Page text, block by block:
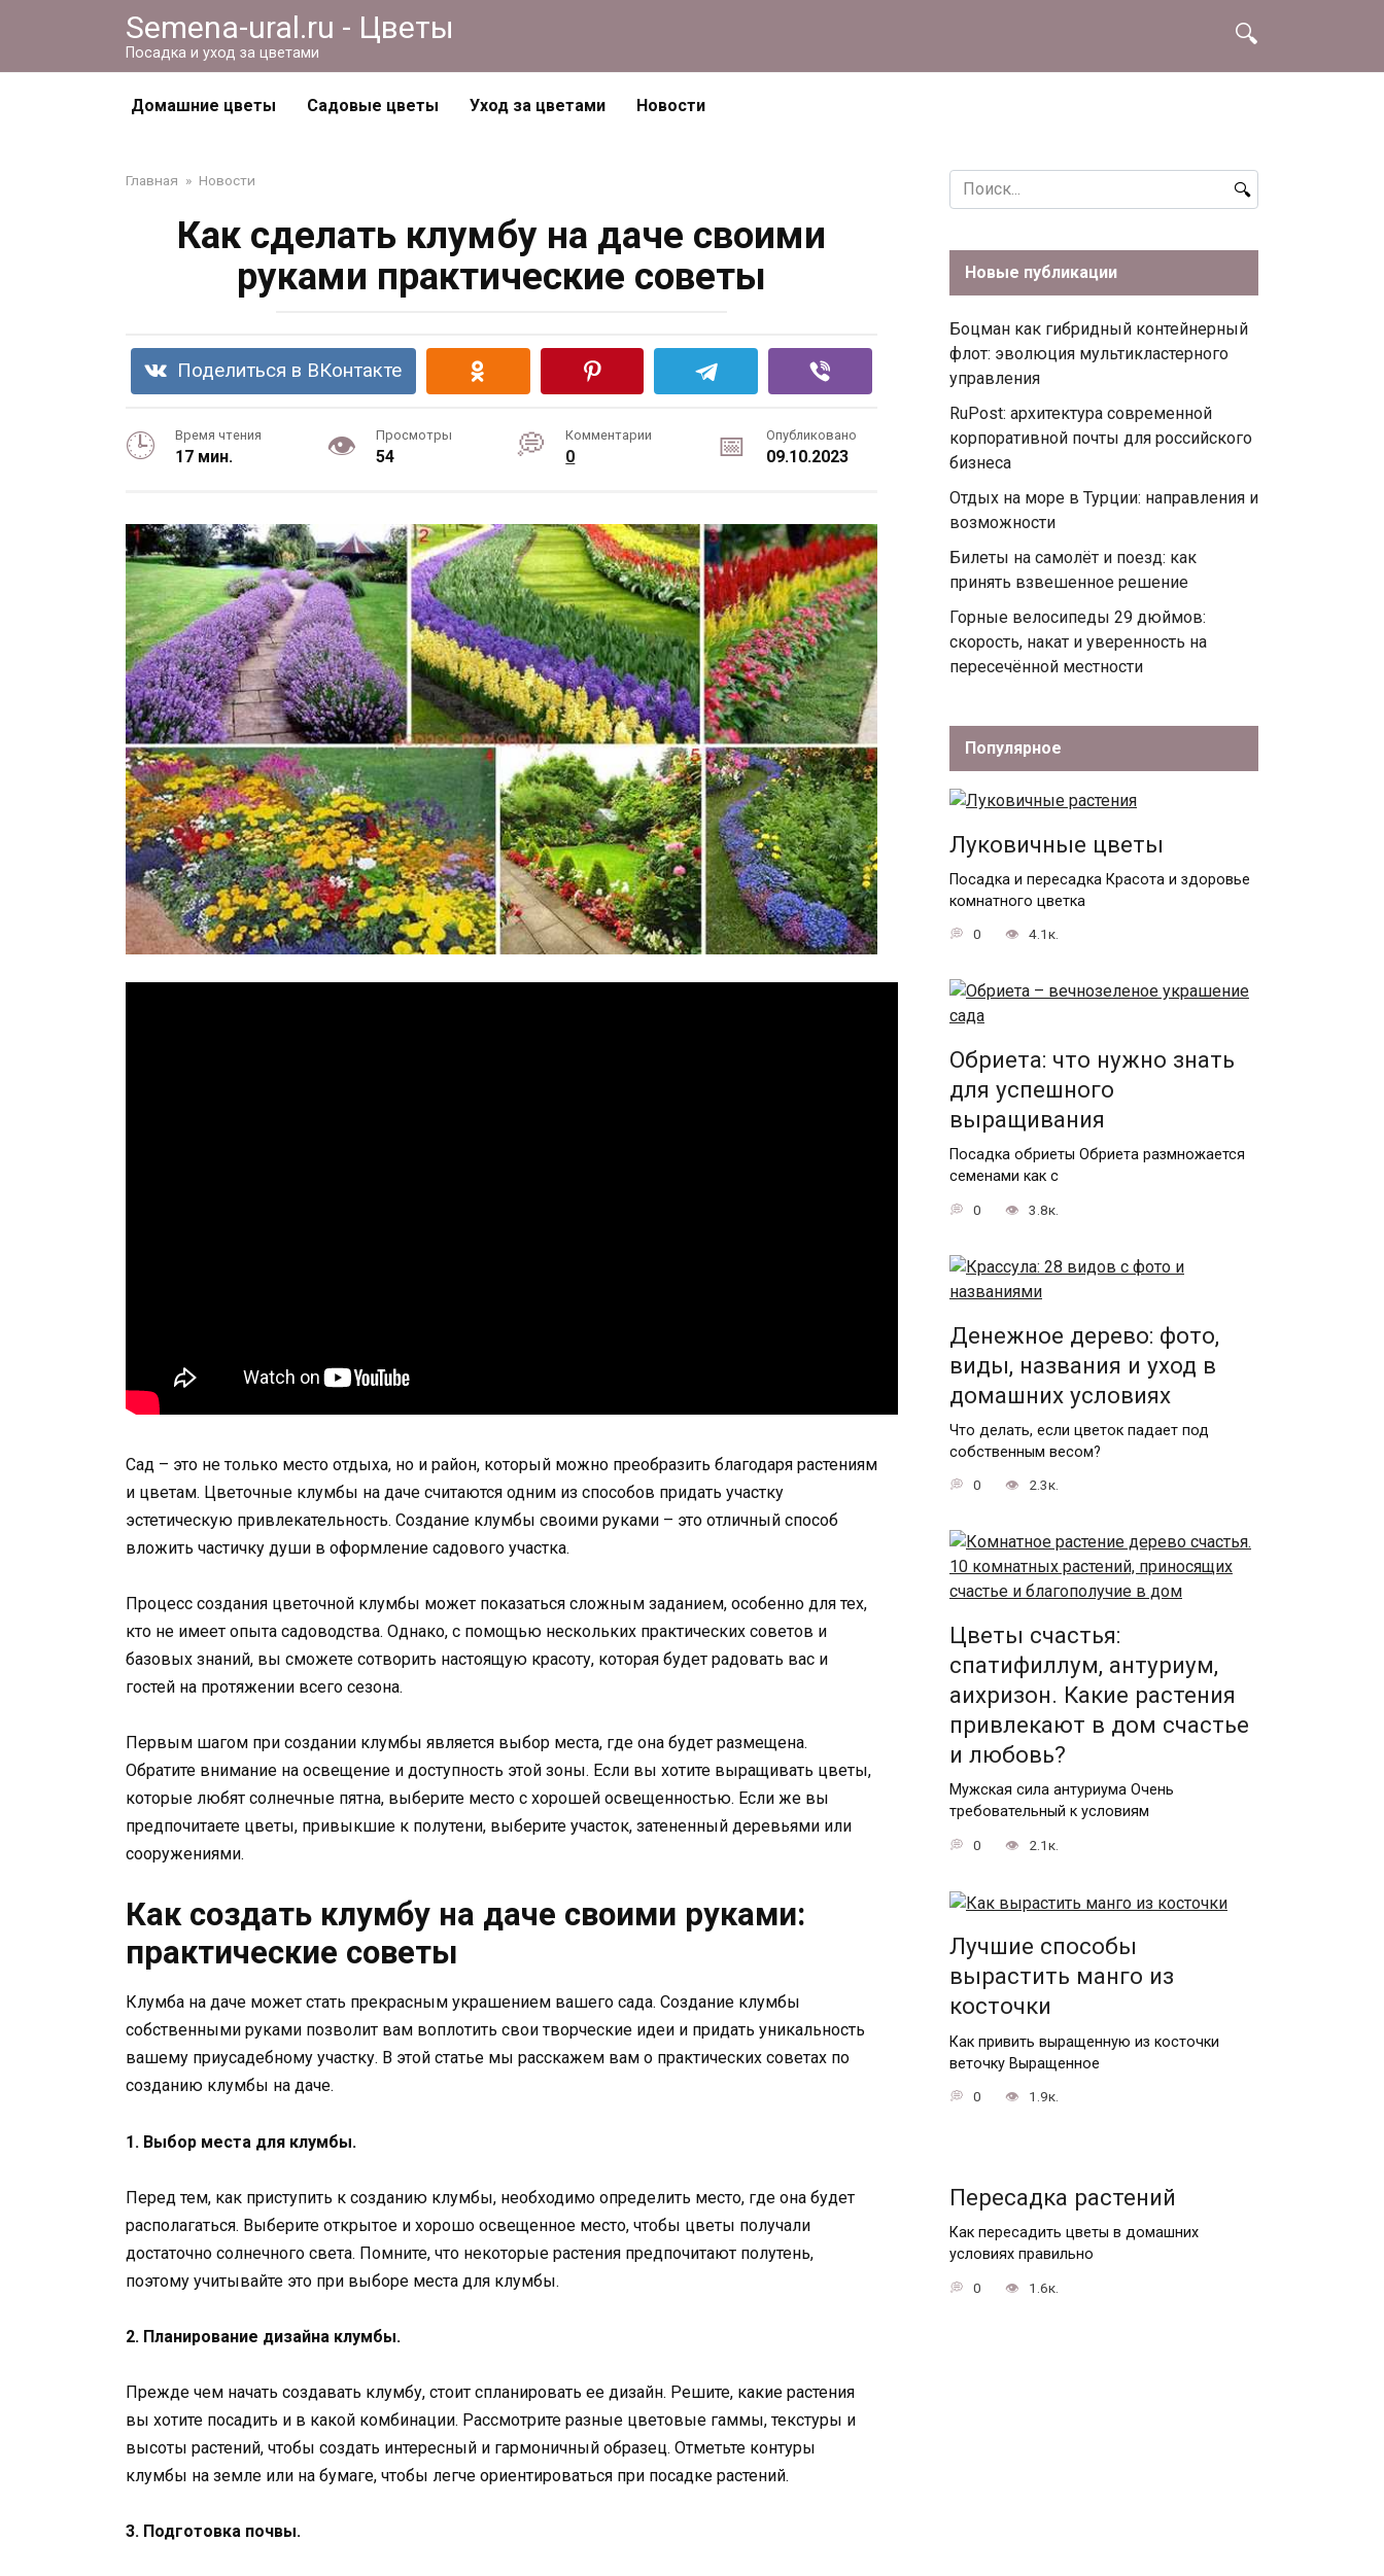
Semena-ural.ru - Цветы
Посадка и уход за цветами
Домашние цветы Садовые цветы Уход за цветами Новости
Главная » Новости
Как сделать клумбу на даче своими
руками практические советы
Поделиться в ВКонтакте
Время чтения
17 мин.
Просмотры
54
Комментарии
0
Опубликовано
09.10.2023
Сад – это не только место отдыха, но и район, который можно преобразить благодаря растениям
и цветам. Цветочные клумбы на даче считаются одним из способов придать участку
эстетическую привлекательность. Создание клумбы своими руками – это отличный способ
вложить частичку души в оформление садового участка.
Процесс создания цветочной клумбы может показаться сложным заданием, особенно для тех,
кто не имеет опыта садоводства. Однако, с помощью нескольких практических советов и
базовых знаний, вы сможете сотворить настоящую красоту, которая будет радовать вас и
гостей на протяжении всего сезона.
Первым шагом при создании клумбы является выбор места, где она будет размещена.
Обратите внимание на освещение и доступность этой зоны. Если вы хотите выращивать цветы,
которые любят солнечные пятна, выберите место с хорошей освещенностью. Если же вы
предпочитаете цветы, привыкшие к полутени, выберите участок, затененный деревьями или
сооружениями.
Как создать клумбу на даче своими руками:
практические советы
Клумба на даче может стать прекрасным украшением вашего сада. Создание клумбы
собственными руками позволит вам воплотить свои творческие идеи и придать уникальность
вашему приусадебному участку. В этой статье мы расскажем вам о практических советах по
созданию клумбы на даче.
1. Выбор места для клумбы.
Перед тем, как приступить к созданию клумбы, необходимо определить место, где она будет
располагаться. Выберите открытое и хорошо освещенное место, чтобы цветы получали
достаточно солнечного света. Помните, что некоторые растения предпочитают полутень,
поэтому учитывайте это при выборе места для клумбы.
2. Планирование дизайна клумбы.
Прежде чем начать создавать клумбу, стоит спланировать ее дизайн. Решите, какие растения
вы хотите посадить и в какой комбинации. Рассмотрите разные цветовые гаммы, текстуры и
высоты растений, чтобы создать интересный и гармоничный образец. Отметьте контуры
клумбы на земле или на бумаге, чтобы легче ориентироваться при посадке растений.
3. Подготовка почвы.
Search
for:
Новые публикации
Боцман как гибридный контейнерный
флот: эволюция мультикластерного
управления
RuPost: архитектура современной
корпоративной почты для российского
бизнеса
Отдых на море в Турции: направления и
возможности
Билеты на самолёт и поезд: как
принять взвешенное решение
Горные велосипеды 29 дюймов:
скорость, накат и уверенность на
пересечённой местности
Популярное
Луковичные цветы
Посадка и пересадка Красота и здоровье
комнатного цветка
0 4.1к.
Обриета: что нужно знать
для успешного
выращивания
Посадка обриеты Обриета размножается
семенами как с
0 3.8к.
Денежное дерево: фото,
виды, названия и уход в
домашних условиях
Что делать, если цветок падает под
собственным весом?
0 2.3к.
Цветы счастья:
спатифиллум, антуриум,
аихризон. Какие растения
привлекают в дом счастье
и любовь?
Мужская сила антуриума Очень
требовательный к условиям
0 2.1к.
Лучшие способы
вырастить манго из
косточки
Как привить выращенную из косточки
веточку Выращенное
0 1.9к.
Пересадка растений
Как пересадить цветы в домашних
условиях правильно
0 1.6к.